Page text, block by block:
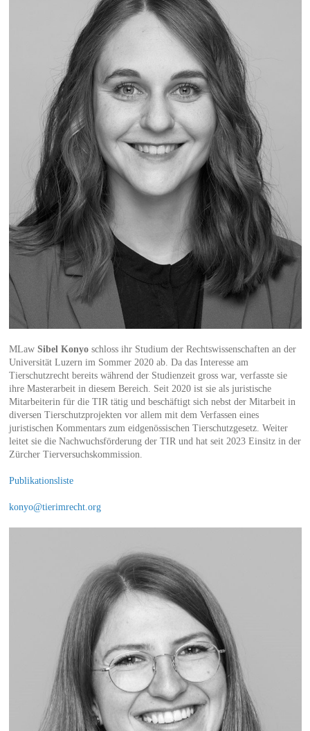
MLaw Sibel Konyoschloss ihr Studium der Rechtswissenschaften an der
Universität Luzern im Sommer 2020 ab. Da das Interesse am
Tierschutzrecht bereits während der Studienzeit gross war, verfasste sie
ihre Masterarbeit in diesem Bereich. Seit 2020 ist sie als juristische
Mitarbeiterin für die TIR tätig und beschäftigt sich nebst der Mitarbeit in
diversen Tierschutzprojekten vor allem mit dem Verfassen eines
juristischen Kommentars zum eidgenössischen Tierschutzgesetz. Weiter
leitet sie die Nachwuchsförderung der TIR und hat seit 2023 Einsitz in der
Zürcher Tierversuchskommission.
Publikationsliste
konyo@tierimrecht.org